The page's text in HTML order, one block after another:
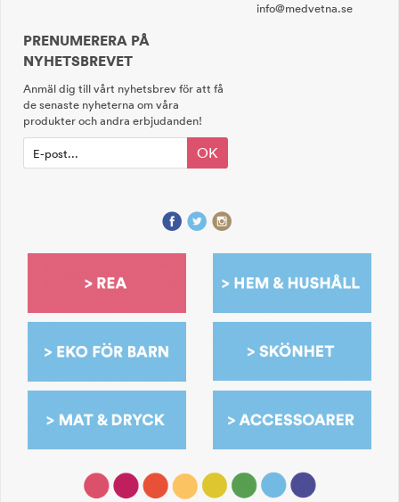
info@medvetna.se
PRENUMERERA PÅ
NYHETSBREVET
Anmäl dig till vårt nyhetsbrev för att få
de senaste nyheterna om våra
produkter och andra erbjudanden!
OK